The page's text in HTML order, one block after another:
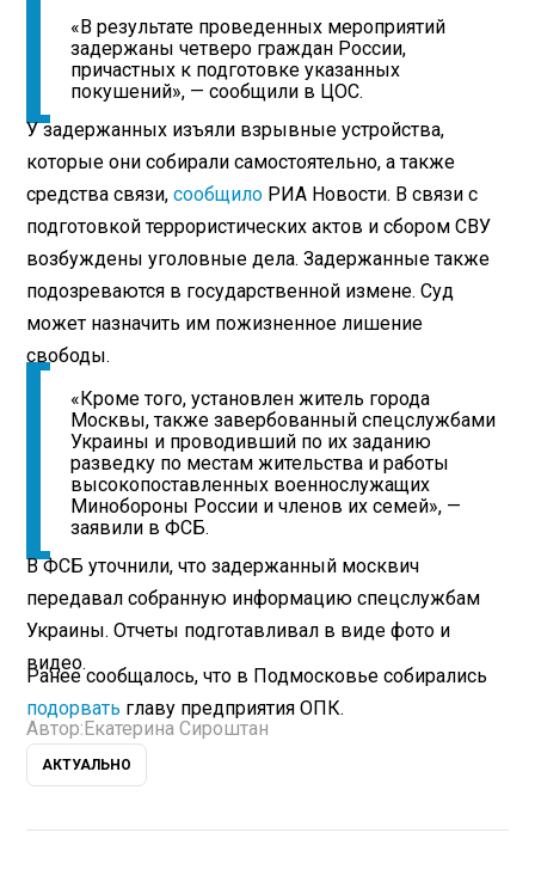
«В результате проведенных мероприятий
задержаны четверо граждан России,
причастных к подготовке указанных
покушений», — сообщили в ЦОС.
У задержанных изъяли взрывные устройства,
которые они собирали самостоятельно, а также
средства связи,сообщило РИА Новости. В связи с
подготовкой террористических актов и сбором СВУ
возбуждены уголовные дела. Задержанные также
подозреваются в государственной измене. Суд
может назначить им пожизненное лишение
свободы.
«Кроме того, установлен житель города
Москвы, также завербованный спецслужбами
Украины и проводивший по их заданию
разведку по местам жительства и работы
высокопоставленных военнослужащих
Минобороны России и членов их семей», —
заявили в ФСБ.
В ФСБ уточнили, что задержанный москвич
передавал собранную информацию спецслужбам
Украины. Отчеты подготавливал в виде фото и
видео.
Ранее сообщалось, что в Подмосковье собирались
подорвать главу предприятия ОПК.
Автор:Екатерина Сироштан
АКТУАЛЬНО